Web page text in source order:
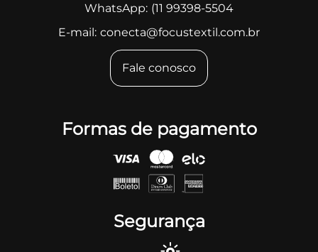
WhatsApp: (11 99398-5504
E-mail: conecta@focustextil.com.br
Fale conosco
Formas de pagamento
Segurança